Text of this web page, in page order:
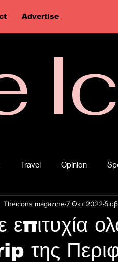
Advertise
Travel Opinion
επιτυχία
της
Theicons magazine7 Οκτ 2022